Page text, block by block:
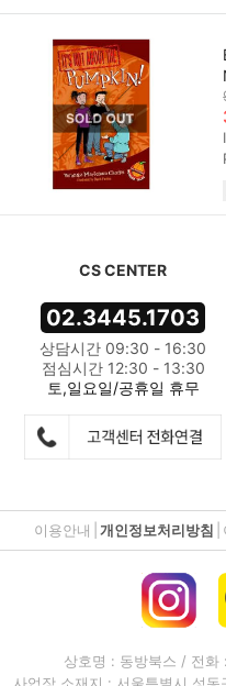
CS CENTER
02.3445.1703
상담시간 09:30 - 16:30
점심시간 12:30 - 13:30
토,일요일/공휴일 휴무
이용안내 개인정보처리방침
상호명 : 동방북스 / 전화 :